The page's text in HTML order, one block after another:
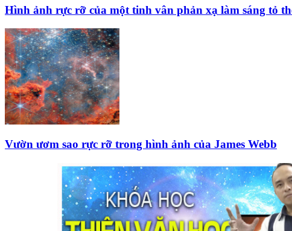
Hình ảnh rực rỡ của một tinh vân phản xạ làm sáng tỏ
Vườn ươm sao rực rỡ trong hình ảnh của James Webb